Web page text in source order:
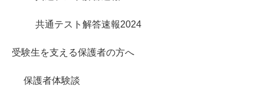
共通テスト解答速報2024
受験生を支える保護者の方へ
保護者体験談